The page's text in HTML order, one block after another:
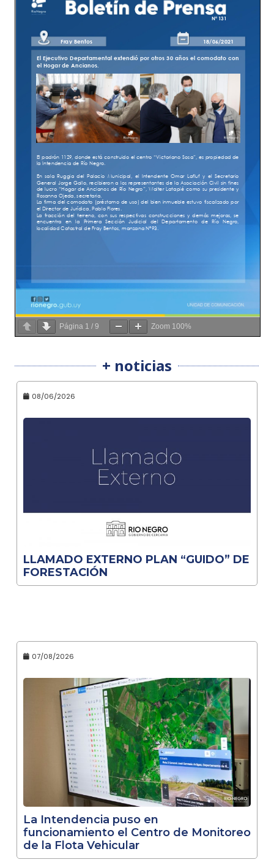
Página 1 / 9 Zoom 100%
+ noticias
08/06/2026
LLAMADO EXTERNO PLAN “GUIDO” DE
FORESTACIÓN
07/08/2026
La Intendencia puso en
funcionamiento el Centro de Monitoreo
de la Flota Vehicular